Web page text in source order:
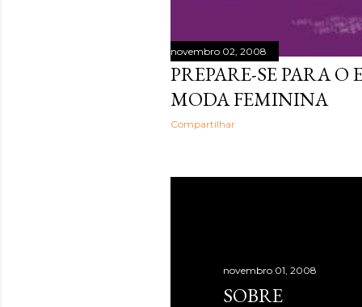
novembro 02, 2008
PREPARE-SE PARA
MODA FEMININA
Compartilhar
novembro 01, 2008
SOBRE